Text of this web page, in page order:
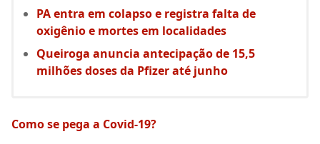
PA entra em colapso e registra falta de
oxigênio e mortes em localidades
Queiroga anuncia antecipação de 15,5
milhões doses da Pfizer até junho
Como se pega a Covid-19?